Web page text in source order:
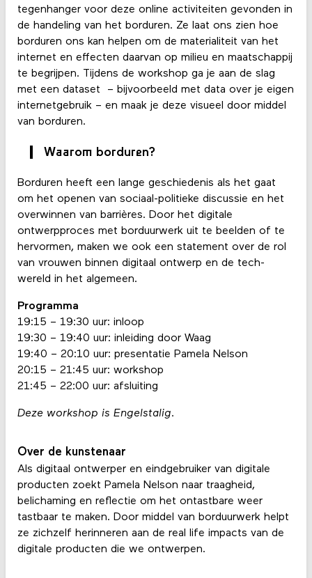
tegenhanger voor deze online activiteiten gevonden in
de handeling van het borduren. Ze laat ons zien hoe
borduren ons kan helpen om de materialiteit van het
internet en effecten daarvan op milieu en maatschappij
te begrijpen. Tijdens de workshop ga je aan de slag
met een dataset – bijvoorbeeld met data over je eigen
internetgebruik – en maak je deze visueel door middel
van borduren.
Waarom borduren?
Borduren heeft een lange geschiedenis als het gaat
om het openen van sociaal-politieke discussie en het
overwinnen van barrières. Door het digitale
ontwerpproces met borduurwerk uit te beelden of te
hervormen, maken we ook een statement over de rol
van vrouwen binnen digitaal ontwerp en de tech-
wereld in het algemeen.
Programma
19:15 – 19:30 uur: inloop
19:30 – 19:40 uur: inleiding door Waag
19:40 – 20:10 uur: presentatie Pamela Nelson
20:15 – 21:45 uur: workshop
21:45 – 22:00 uur: afsluiting
Deze workshop is Engelstalig.
Over de kunstenaar
Als digitaal ontwerper en eindgebruiker van digitale
producten zoekt Pamela Nelson naar traagheid,
belichaming en reflectie om het ontastbare weer
tastbaar te maken. Door middel van borduurwerk helpt
ze zichzelf herinneren aan de real life impacts van de
digitale producten die we ontwerpen.